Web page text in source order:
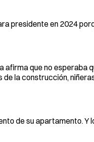
presidente en 2024
que no esperaba
la construcción,
de su apartamento. Y